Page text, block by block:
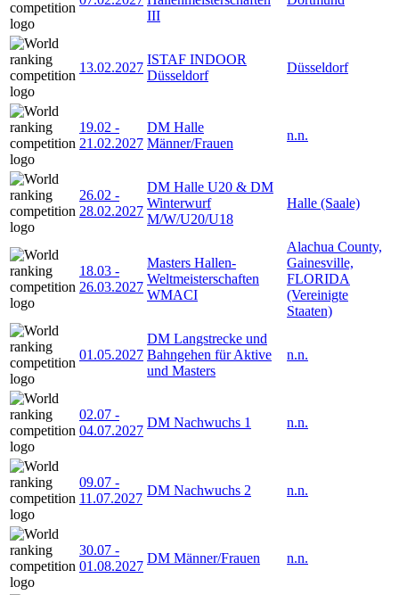
III
13.02.2027
ISTAF INDOOR
Düsseldorf
Düsseldorf
19.02 -
21.02.2027
DM Halle
Männer/Frauen
n.n.
26.02 -
28.02.2027
DM Halle U20 & DM
Winterwurf
M/W/U20/U18
Halle (Saale)
18.03 -
26.03.2027
Masters Hallen-
Weltmeisterschaften
WMACI
Alachua County,
Gainesville,
FLORIDA
(Vereinigte
Staaten)
01.05.2027
DM Langstrecke und
Bahngehen für Aktive
und Masters
n.n.
02.07 -
04.07.2027
DM Nachwuchs 1 n.n.
09.07 -
11.07.2027
DM Nachwuchs 2 n.n.
30.07 -
01.08.2027
DM Männer/Frauen n.n.